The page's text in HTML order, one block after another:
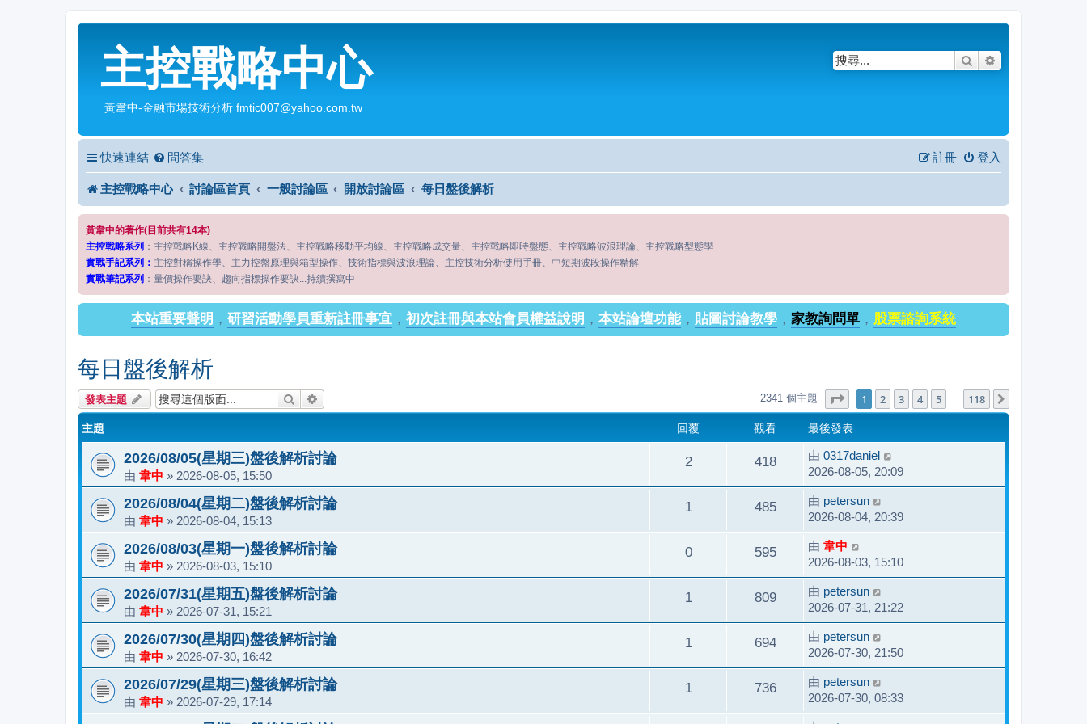
主控戰略中心
黃韋中-金融市場技術分析 fmtic007@yahoo.com.tw
搜尋
快速連結 問答集 登入
註冊
主控戰略中心 討論區首頁 一般討論區 開放討論區 每日盤後解析
黃韋中的著作(目前共有14本)
主控戰略系列 ：主控戰略K線、主控戰略開盤法、主控戰略移動平均線、主控戰略成交量、主控戰略即時盤態、主控戰略波浪理論、主控戰略型態學
實戰手記系列： 主控對稱操作學、主力控盤原理與箱型操作、技術指標與波浪理論、主控技術分析使用手冊、中短期波段操作精解
實戰筆記系列 ：量價操作要訣、趨向指標操作要訣...持續撰寫中
本站重要聲明 ， 研習活動學員重新註冊事宜 ， 初次註冊與本站會員權益說明 ， 本站論壇功能， 貼圖討論教學 ， 家教詢問單 ， 股票諮詢系統
每日盤後解析
發表主題 搜尋 2341 個主題 1頁 (共 118 頁)
1 2 3 4 5 … 118
主題 回覆 觀看 最後發表
2026/08/05(星期三)盤後解析討論
由 韋中 » 2026-08-05, 15:50
2 418 由 0317daniel
2026-08-05, 20:09
2026/08/04(星期二)盤後解析討論
由 韋中 » 2026-08-04, 15:13
1 485 由 petersun
2026-08-04, 20:39
2026/08/03(星期一)盤後解析討論
由 韋中 » 2026-08-03, 15:10
0 595 由 韋中
2026-08-03, 15:10
2026/07/31(星期五)盤後解析討論
由 韋中 » 2026-07-31, 15:21
1 809 由 petersun
2026-07-31, 21:22
2026/07/30(星期四)盤後解析討論
由 韋中 » 2026-07-30, 16:42
1 694 由 petersun
2026-07-30, 21:50
2026/07/29(星期三)盤後解析討論
由 韋中 » 2026-07-29, 17:14
1 736 由 petersun
2026-07-30, 08:33